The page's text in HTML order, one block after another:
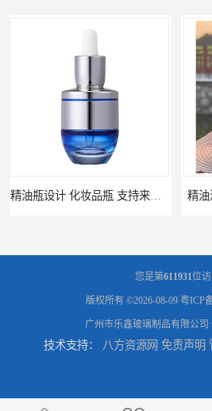
精油滴瓶 套装瓶 支持来图定制 精
小金瓶精油包装瓶 定做瓶子 量大从优 精
您是第611931位
版权所有 ©2026-08-09 粤ICP
广州市乐鑫玻璃制品有限公司
技术支持： 八方资源网 免责声明